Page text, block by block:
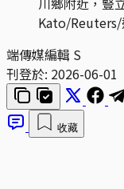
Kato/
端傳媒編輯 S
刊登於: 2026-06-01
收藏